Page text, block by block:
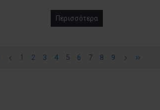
Περισσότερα
1 2 3 4 5 6 7 8 9